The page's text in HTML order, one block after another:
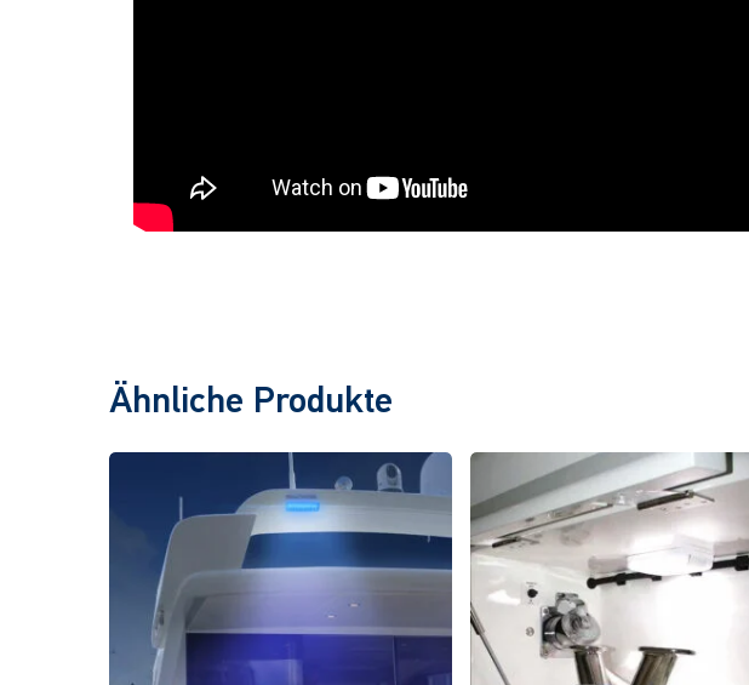
Ähnliche Produkte